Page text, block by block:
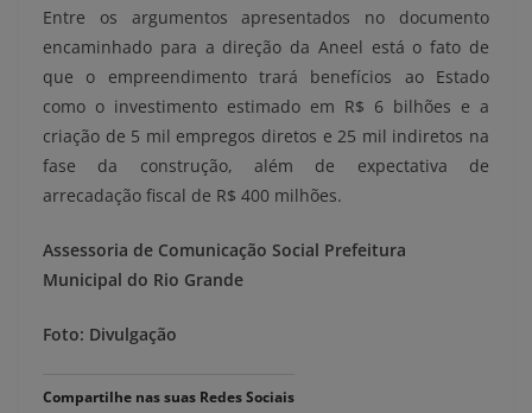
Entre os argumentos apresentados no documento
encaminhado para a direção da Aneel está o fato de
que o empreendimento trará benefícios ao Estado
como o investimento estimado em R$ 6 bilhões e a
criação de 5 mil empregos diretos e 25 mil indiretos na
fase da construção, além de expectativa de
arrecadação fiscal de R$ 400 milhões.
Assessoria de Comunicação Social Prefeitura
Municipal do Rio Grande
Foto: Divulgação
Compartilhe nas suas Redes Sociais